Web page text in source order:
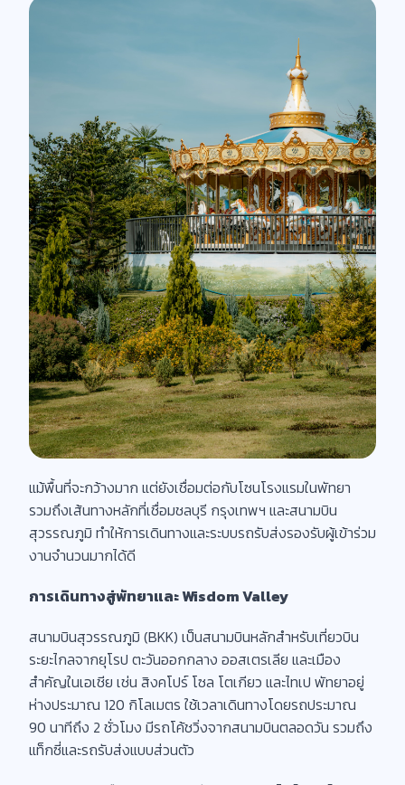
แม้พื้นที่จะกว้างมาก แต่ยังเชื่อมต่อกับโซนโรงแรมในพัทยา
รวมถึงเส้นทางหลักที่เชื่อมชลบุรี กรุงเทพฯ และสนามบิน
สุวรรณภูมิ ทำให้การเดินทางและระบบรถรับส่งรองรับผู้เข้าร่วม
งานจำนวนมากได้ดี
การเดินทางสู่พัทยาและ Wisdom Valley
สนามบินสุวรรณภูมิ (BKK) เป็นสนามบินหลักสำหรับเที่ยวบิน
ระยะไกลจากยุโรป ตะวันออกกลาง ออสเตรเลีย และเมือง
สำคัญในเอเชีย เช่น สิงคโปร์ โซล โตเกียว และไทเป พัทยาอยู่
ห่างประมาณ 120 กิโลเมตร ใช้เวลาเดินทางโดยรถประมาณ
90 นาทีถึง 2 ชั่วโมง มีรถโค้ชวิ่งจากสนามบินตลอดวัน รวมถึง
แท็กซี่และรถรับส่งแบบส่วนตัว